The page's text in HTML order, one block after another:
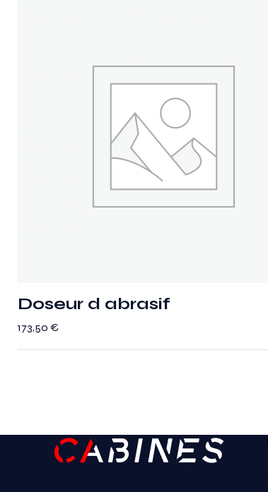
Doseur d abrasif
173,50€